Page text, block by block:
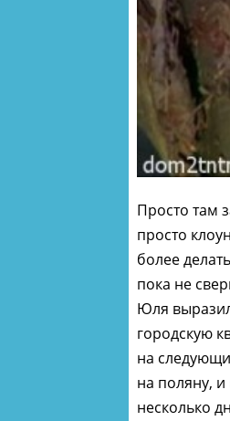
Просто там
просто
более
пока не
Юля
городскую
на
на поляну,
несколько